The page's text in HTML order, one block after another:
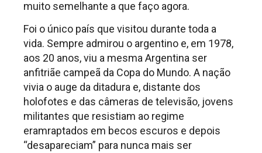
muito semelhante a que faço agora.
Foi o único país que visitou durante toda a
vida. Sempre admirou o argentino e, em 1978,
aos 20 anos, viu a mesma Argentina ser
anfitriãe campeã da Copa do Mundo. A nação
vivia o auge da ditadura e, distante dos
holofotes e das câmeras de televisão, jovens
militantes que resistiam ao regime
eramraptados em becos escuros e depois
“desapareciam” para nunca mais ser